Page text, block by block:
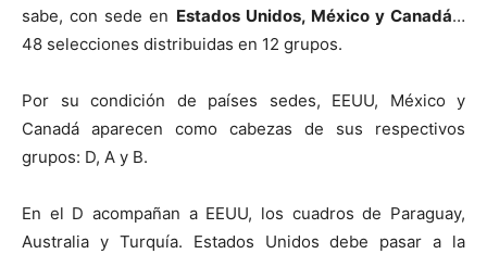
sabe, con sede en Estados Unidos, México y Canadá…
48 selecciones distribuidas en 12 grupos.
Por su condición de países sedes, EEUU, México y
Canadá aparecen como cabezas de sus respectivos
grupos: D, A y B.
En el D acompañan a EEUU, los cuadros de Paraguay,
Australia y Turquía. Estados Unidos debe pasar a la